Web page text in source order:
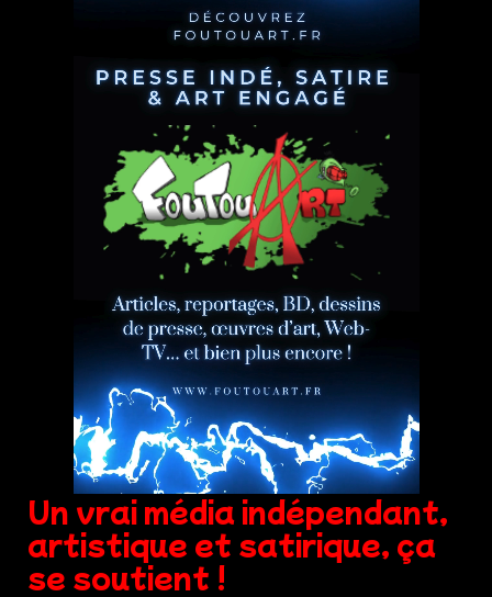
Un vrai média indépendant,
artistique et satirique, ça
se soutient !